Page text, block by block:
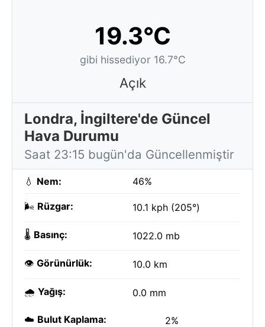
19.3°C
gibi hissediyor 16.7°C
Açık
Londra, İngiltere'de Güncel
Hava Durumu
Saat 23:15 bugün'da Güncellenmiştir
💧 Nem: 46%
🌬️ Rüzgar: 10.1 kph (205°)
🌡️ Basınç: 1022.0 mb
👁️ Görünürlük: 10.0 km
🌧️ Yağış: 0.0 mm
☁️ Bulut Kaplama: 2%